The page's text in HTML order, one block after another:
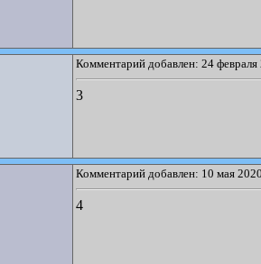
Комментарий добавлен: 24
3
Комментарий добавлен: 10 мая
4